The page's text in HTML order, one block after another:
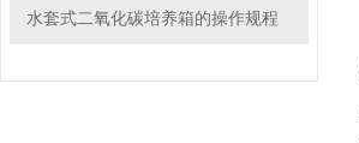
水套式二氧化碳培养箱的操作规程